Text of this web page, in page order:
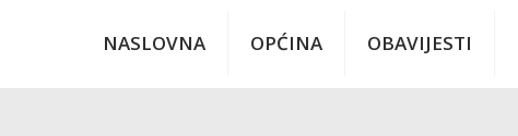
NASLOVNA OPĆINA OBAVIJESTI